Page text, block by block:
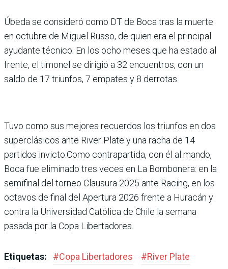
Úbeda se consideró como DT de Boca tras la muerte
en octubre de Miguel Russo, de quien era el principal
ayudante técnico. En los ocho meses que ha estado al
frente, el timonel se dirigió a 32 encuentros, con un
saldo de 17 triunfos, 7 empates y 8 derrotas.
Tuvo como sus mejores recuerdos los triun­fos en dos
superclásicos ante River Plate y una racha de 14
partidos invicto.Como con­trapartida, con él al mando,
Boca fue eliminado tres veces en La Bombonera: en la
semi­final del torneo Clausura 2025 ante Racing, en los
octavos de final del Apertura 2026 frente a Huracán y
contra la Uni­versidad Católica de Chile la semana
pasada por la Copa Libertadores.
Etiquetas: #Copa Libertadores #River Plate